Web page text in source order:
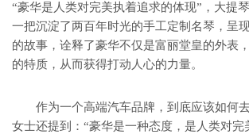
“豪华是人类对完美执着追求的体现”，大提
一把沉淀了两百年时光的手工定制名琴，呈
的故事，诠释了豪华不仅是富丽堂皇的外表
的特质，从而获得打动人心的力量。
作为一个高端汽车品牌，到底应该如何
女士还提到：“豪华是一种态度，是人类对完